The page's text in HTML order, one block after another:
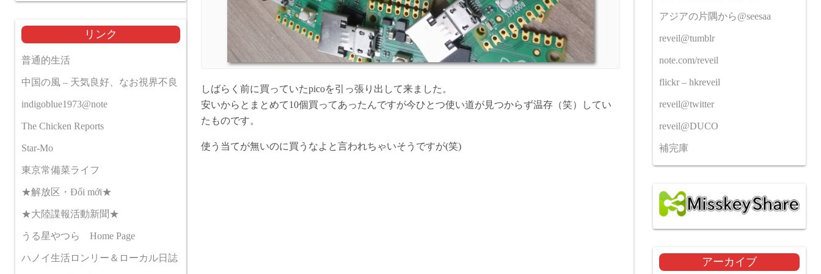
しばらく前に買っていたpicoを引っ張り出して来ました。
安いからとまとめて10個買ってあったんですが今ひとつ使い道が見つからず温存（笑）してい
たものです。
使う当てが無いのに買うなよと言われちゃいそうですが(笑)
リンク
普通的生活
中国の風 – 天気良好、なお視界不良
indigoblue1973@note
The Chicken Reports
Star-Mo
東京常備菜ライフ
★解放区・Đổi mới★
★大陸諜報活動新聞★
うる星やつら Home Page
ハノイ生活ロンリー＆ローカル日誌
アジアの片隅から@seesaa
reveil@tumblr
note.com/reveil
flickr – hkreveil
reveil@twitter
reveil@DUCO
補完庫
アーカイブ